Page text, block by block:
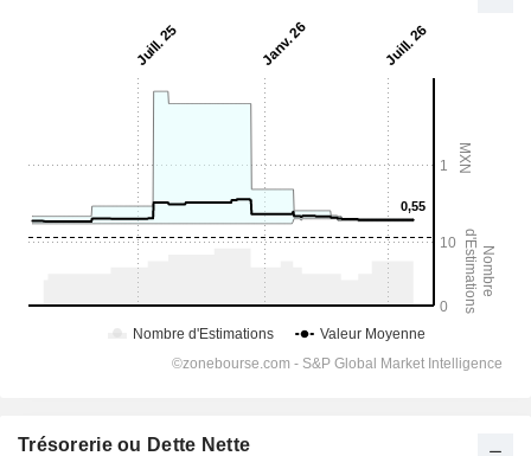
Trésorerie ou Dette Nette